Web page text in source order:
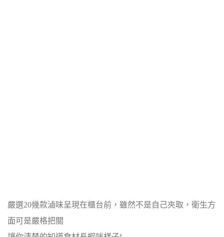
嚴選20幾款滷味呈現在櫃台前，雖然不是自己夾取，衛生方
面可是嚴格把關